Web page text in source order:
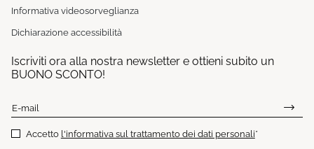
Informativa videosorveglianza
Dichiarazione accessibilità
Iscriviti ora alla nostra newsletter e ottieni subito un
BUONO SCONTO!
E-mail
Accetto l'informativa sul trattamento dei dati personali*